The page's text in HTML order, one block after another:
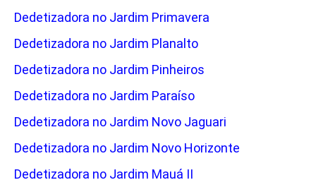
Dedetizadora no Jardim Primavera
Dedetizadora no Jardim Planalto
Dedetizadora no Jardim Pinheiros
Dedetizadora no Jardim Paraíso
Dedetizadora no Jardim Novo Jaguari
Dedetizadora no Jardim Novo Horizonte
Dedetizadora no Jardim Mauá II